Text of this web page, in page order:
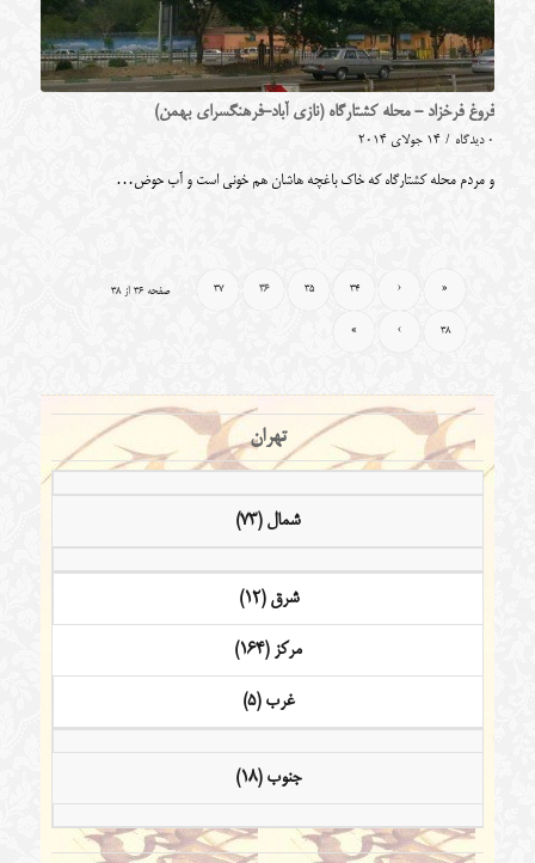
فروغ فرخزاد - محله کشتارگاه (نازی آباد-فرهنگسرای بهمن)
0 دیدگاه / 14 جولای 2014
و مردم محله کشتارگاه که خاک باغچه هاشان هم خونی است و آب حوض…
صفحه 36 از 38 «
‹
34
35
36
37
38
›
»
تهران
شمال (73)
شرق (12)
مرکز (164)
غرب (5)
جنوب (18)